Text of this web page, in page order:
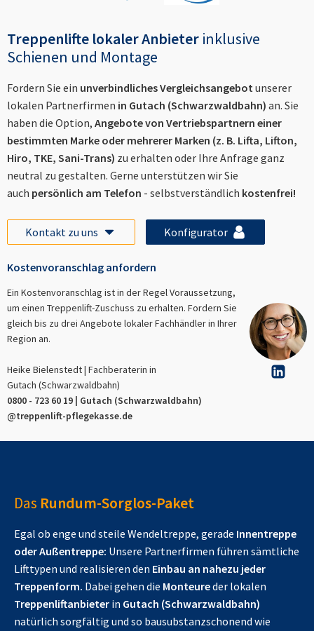
Treppenlifte lokaler Anbieter inklusive
Schienen und Montage
Fordern Sie ein unverbindliches Vergleichsangebotunserer
lokalen Partnerfirmen in Gutach (Schwarzwaldbahn) an. Sie
haben die Option, Angebote von Vertriebspartnern einer
bestimmten Marke oder mehrerer Marken (z. B. Lifta, Lifton,
Hiro, TKE, Sani-Trans) zu erhalten oder Ihre Anfrage ganz
neutral zu gestalten. Gerne unterstützen wir Sie
auch persönlich am Telefon - selbstverständlich kostenfrei!
Kontakt zu uns Konfigurator
Kostenvoranschlag anfordern
Ein Kostenvoranschlag ist in der Regel Voraussetzung,
um einen Treppenlift-Zuschuss zu erhalten. Fordern Sie
gleich bis zu drei Angebote lokaler Fachhändler in Ihrer
Region an.
Heike Bielenstedt | Fachberaterin in
Gutach (Schwarzwaldbahn)
0800 - 723 60 19 | Gutach (Schwarzwaldbahn)
@treppenlift-pflegekasse.de
Das Rundum-Sorglos-Paket
Egal ob enge und steile Wendeltreppe, gerade Innentreppe
oder Außentreppe: Unsere Partnerfirmen führen sämtliche
Lifttypen und realisieren den Einbau an nahezu jeder
Treppenform. Dabei gehen die Monteureder lokalen
Treppenliftanbieter in Gutach (Schwarzwaldbahn)
natürlich sorgfältig und so bausubstanzschonend wie